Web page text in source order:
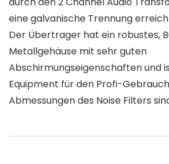
eine galvanische Trennung
Der Übertrager hat ein robustes,
Metallgehäuse mit sehr guten
Abschirmungseigenschaften und
Equipment für den Profi-
Abmessungen des Noise Filters